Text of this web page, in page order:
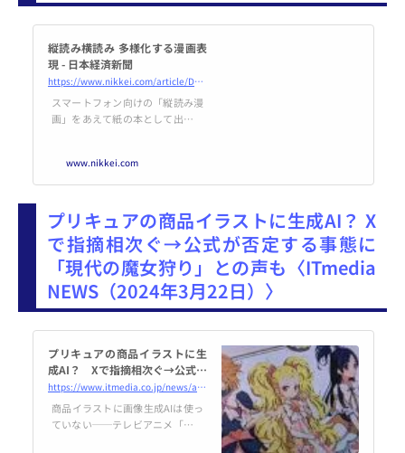
縦読み横読み 多様化する漫画表
現 - 日本経済新聞
https://www.nikkei.com/article/DGKKZO79441480S4A320C2MY5000/
スマートフォン向けの「縦読み漫
画」をあえて紙の本として出版す
ページをめくるコミック本はいわ
ば横読み。同じ作品でも読書体験
ラスト投稿サイト運営のピクシブ
（東京・渋谷）、縦読み漫画制作
のロッカールーム（東京・品川）
と共同で縦読み漫画のレーベル
「Pikalo（ピカロ）」を設立し、
2024年夏に作品の連載を始
www.nikkei.com
プリキュアの商品イラストに生成AI？ X
で指摘相次ぐ→公式が否定する事態に
「現代の魔女狩り」との声も〈ITmedia
NEWS（2024年3月22日）〉
プリキュアの商品イラストに生
成AI？ Xで指摘相次ぐ→公式が
否定する事態に 「現代の魔女
狩り」との声も
https://www.itmedia.co.jp/news/articles/2403/22/news149.html
商品イラストに画像生成AIは使っ
ていない──テレビアニメ「プリ